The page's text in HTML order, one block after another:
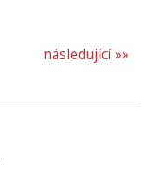
následující »»